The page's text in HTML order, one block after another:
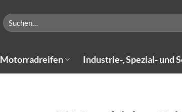
Suchen
nach:
Motorradreifen Industrie-, Spezial- und